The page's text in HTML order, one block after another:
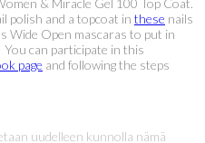
polish and a topcoat in these nails
Wide Open mascaras to put in
can participate in this
page and following the steps
uudelleen kunnolla nämä